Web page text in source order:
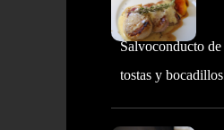
Salvoconducto de
tostas y bocadillos